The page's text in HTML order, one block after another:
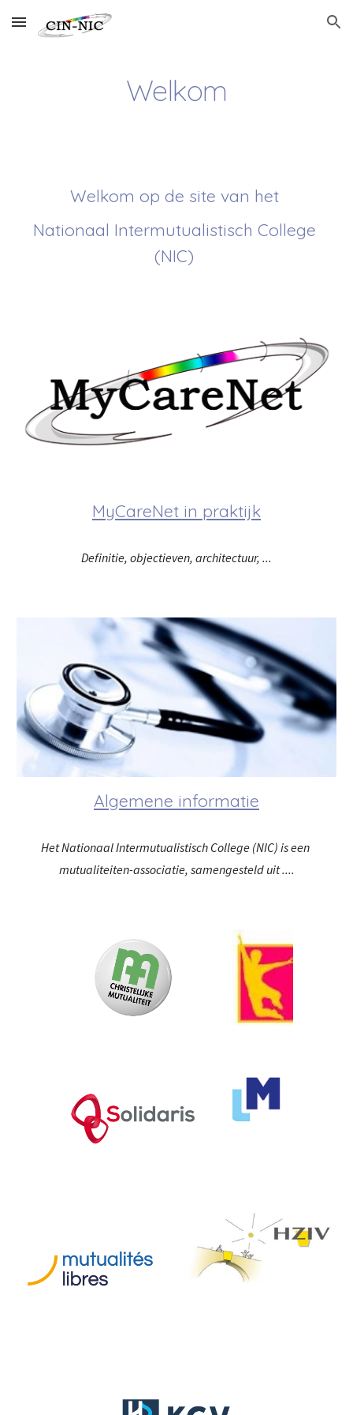
Skip to main content Skip to navigation
Welkom
Welkom op de site van het
Nationaal Intermutualistisch College
(NIC)
MyCareNet in praktijk
Definitie, objectieven, architectuur, ...
Algemene informatie
Het Nationaal Intermutualistisch College (NIC) is een
mutualiteiten-associatie, samengesteld uit ....